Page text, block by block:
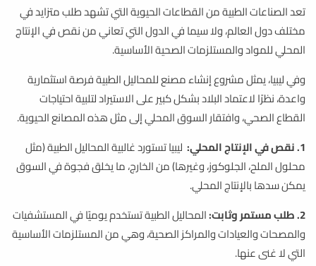
تعد الصناعات الطبية من القطاعات الحيوية التي تشهد طلب متزايد في
مختلف دول العالم، ولا سيما في الدول التي تعاني من نقص في الإنتاج
المحلي للمواد والمستلزمات الصحية الأساسية.
وفي ليبيا، يمثل مشروع إنشاء مصنع للمحاليل الطبية فرصة استثمارية
واعدة، نظرًا لاعتماد البلاد بشكل كبير على الاستيراد لتلبية احتياجات
القطاع الصحي، وافتقار السوق المحلي إلى مثل هذه المصانع الحيوية.
1. نقص في الإنتاج المحلي:
ليبيا تستورد غالبية المحاليل الطبية (مثل
محلول الملح، الجلوكوز، وغيرها) من الخارج، ما يخلق فجوة في السوق
يمكن سدها بالإنتاج المحلي.
2. طلب مستمر وثابت:
المحاليل الطبية تستخدم يوميًا في المستشفيات
والمصحات والعيادات والمراكز الصحية، وهي من المستلزمات الأساسية
التي لا غنى عنها.